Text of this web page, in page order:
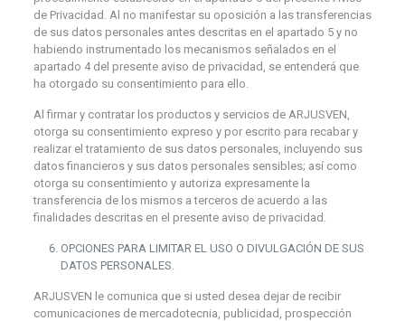
de Privacidad. Al no manifestar su oposición a las transferencias
de sus datos personales antes descritas en el apartado 5 y no
habiendo instrumentado los mecanismos señalados en el
apartado 4 del presente aviso de privacidad, se entenderá que
ha otorgado su consentimiento para ello.
Al firmar y contratar los productos y servicios de ARJUSVEN,
otorga su consentimiento expreso y por escrito para recabar y
realizar el tratamiento de sus datos personales, incluyendo sus
datos financieros y sus datos personales sensibles; así como
otorga su consentimiento y autoriza expresamente la
transferencia de los mismos a terceros de acuerdo a las
finalidades descritas en el presente aviso de privacidad.
OPCIONES PARA LIMITAR EL USO O DIVULGACIÓN DE SUS
DATOS PERSONALES.
ARJUSVEN le comunica que si usted desea dejar de recibir
comunicaciones de mercadotecnia, publicidad, prospección